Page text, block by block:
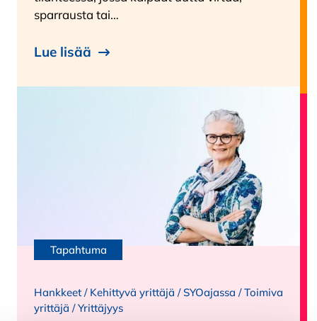
sparrausta tai…
Lue lisää
Tapahtuma
Hankkeet / Kehittyvä yrittäjä /SYOajassa /Toimiva
yrittäjä /Yrittäjyys